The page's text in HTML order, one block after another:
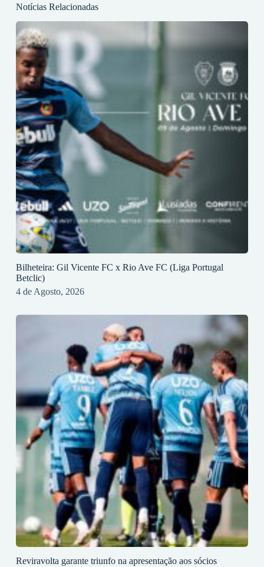
Notícias Relacionadas
Bilheteira: Gil Vicente FC x Rio Ave FC (Liga Portugal
Betclic)
4 de Agosto, 2026
Reviravolta garante triunfo na apresentação aos sócios